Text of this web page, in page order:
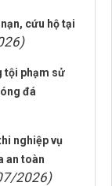
cứu hộ tại
tội phạm sử
đá
nghiệp vụ
an toàn
2026)